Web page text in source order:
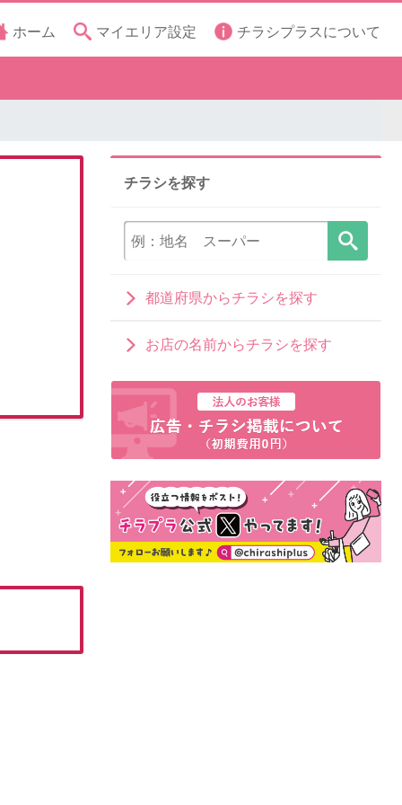
ホーム マイエリア設定 チラシプラスについて
チラシを探す
都道府県からチラシを探す
お店の名前からチラシを探す